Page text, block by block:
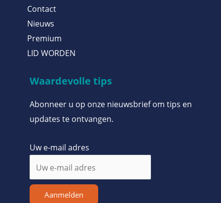
Contact
Nieuws
Premium
LID WORDEN
Waardevolle tips
Abonneer u op onze nieuwsbrief om tips en
updates te ontvangen.
Uw e-mail adres
Aanmelden